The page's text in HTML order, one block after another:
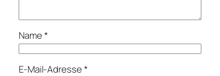
Name*
E-Mail-Adresse*